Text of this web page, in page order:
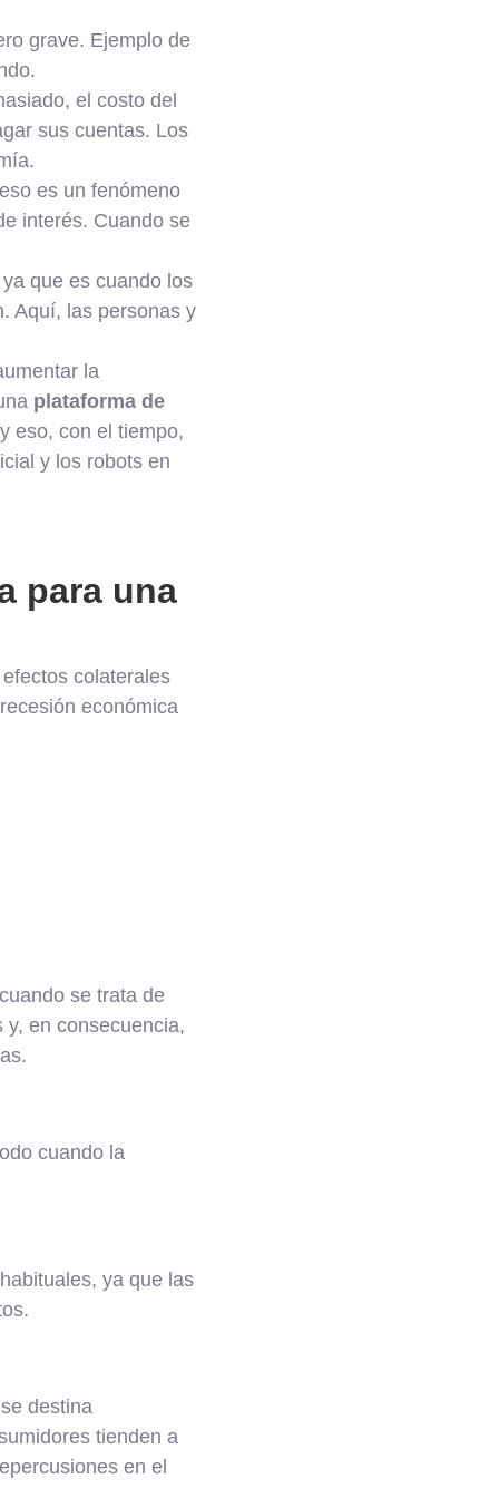
grave. Ejemplo de
el costo del
sus cuentas. Los
es un fenómeno
interés. Cuando se
que es cuando los
Aquí, las personas y
la
plataforma de
eso, con el tiempo,
y los robots en
para una
colaterales
económica
se trata de
en consecuencia,
cuando la
ya que las
destina
tienden a
en el